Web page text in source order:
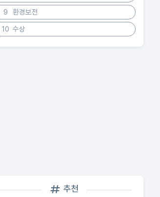
9
환경보전
10 수상
추천